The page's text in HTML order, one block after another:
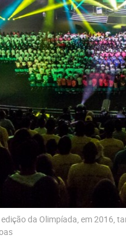
da Olimpíada, em 2016,